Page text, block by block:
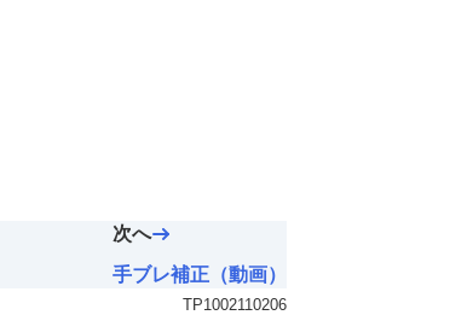
次へ
手ブレ補正（動画）
TP1002110206